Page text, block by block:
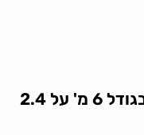
מבנה קופות יביל 12 אשנבים בגודל 6 מ' על 2.4